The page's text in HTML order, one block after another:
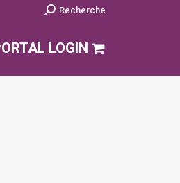
Search:Recherche
LOGIN